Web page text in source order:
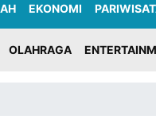
EKONOMI
OLAHRAGA